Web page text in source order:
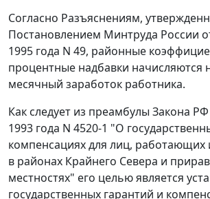
Согласно Разъяснениям,
Постановлением Минтруда России
1995 года N 49, районные
процентные надбавки начисляются
месячный заработок работника.
Как следует из преамбулы Закона РФ
1993 года N 4520-1 "О
компенсациях для лиц,
в районах Крайнего Севера и
местностях" его целью является
государственных гарантий и